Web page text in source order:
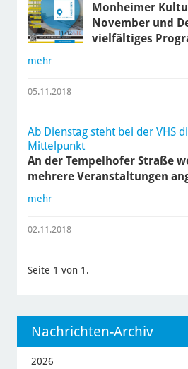
Monheimer
November und
vielfältiges
mehr
05.11.2018
Ab Dienstag steht bei der VHS
Mittelpunkt
An der Tempelhofer Straße
mehrere Veranstaltungen
mehr
02.11.2018
Seite 1 von 1.
Nachrichten-Archiv
2026